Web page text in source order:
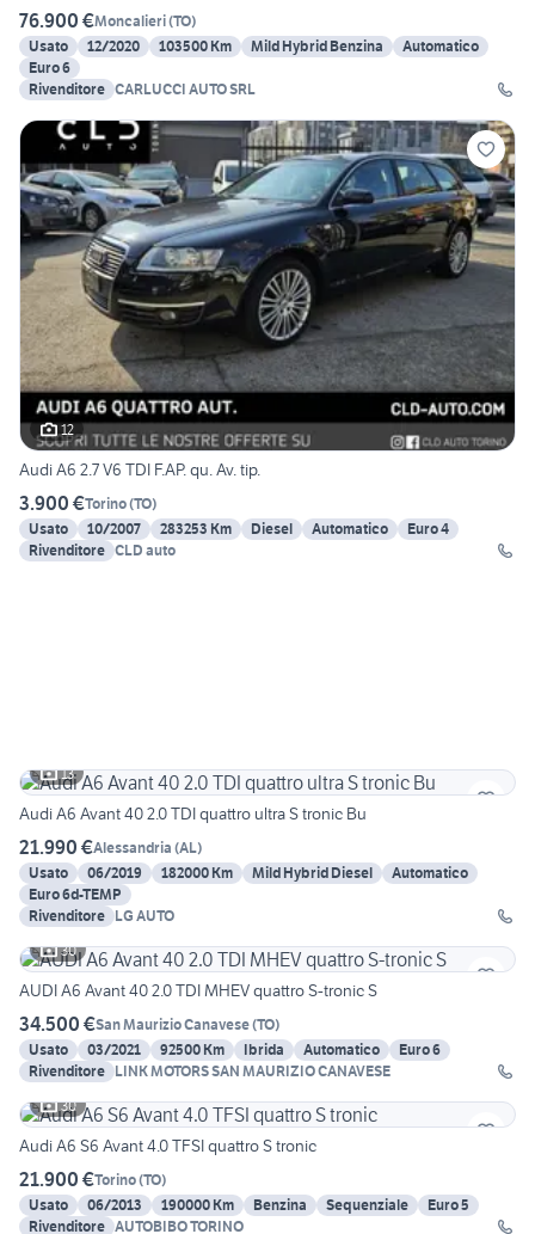
76.900 €Moncalieri(TO)
Usato
12/2020 103500 Km Mild Hybrid Benzina
Automatico
Euro 6
Rivenditore CARLUCCI AUTO SRL
12
Audi A6 2.7 V6 TDI F.AP. qu. Av. tip.
3.900 €Torino(TO)
Usato
10/2007 283253 Km Diesel Automatico
Euro 4
Rivenditore CLD auto
13
Audi A6 Avant 40 2.0 TDI quattro ultra S tronic Bu
21.990 €Alessandria (AL)
Usato
06/2019 182000 Km Mild Hybrid Diesel
Automatico
Euro 6d-TEMP
Rivenditore LG AUTO
30
AUDI A6 Avant 40 2.0 TDI MHEV quattro S-tronic S
34.500 €San Maurizio Canavese(TO)
Usato
03/2021 92500 Km Ibrida Automatico
Euro 6
Rivenditore LINK MOTORS SAN MAURIZIO CANAVESE
30
Audi A6 S6 Avant 4.0 TFSI quattro S tronic
21.900 €Torino(TO)
Usato
06/2013 190000 Km Benzina Sequenziale
Euro 5
Rivenditore AUTOBIBO TORINO